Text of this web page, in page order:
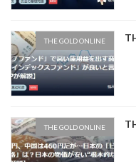
THE GOLD ONLINE
THE GOLD ONLINE